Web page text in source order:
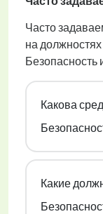
Часто
на
Безопасность
Какова
Какие